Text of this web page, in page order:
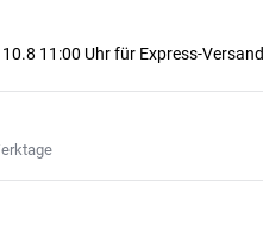
11:00 Uhrfür Express-Versand